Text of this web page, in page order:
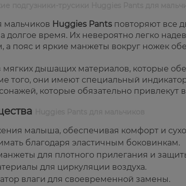
мальчиков Huggies Pants повторяют все
долгое время. Их невероятно легко
а пояс и яркие манжеты вокруг ножек
мягких дышащих материалов, которые
того, они имеют специальный
которые обязательно
малыша, обеспечивая комфорт и
благодаря эластичным боковинкам.
для плотного прилегания и
для циркуляции воздуха.
влаги для своевременной замены.